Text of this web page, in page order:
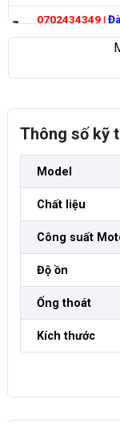
0702434349|
Cường |Bản đồ
Thông số kỹ
Model
Chất liệu
Công suất
Độ ồn
Ống thoát
Kích thước